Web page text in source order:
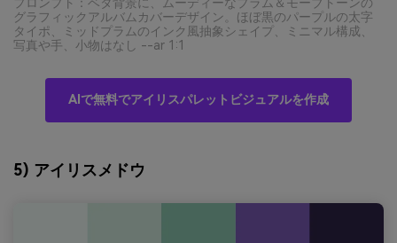
グラフィックアルバムカバーデザイン。ほぼ黒のパープルの太字
タイポ、ミッドプラムのインク風抽象シェイプ、ミニマル構成、
写真や手、小物はなし --ar 1:1
AIで無料でアイリスパレットビジュアルを作成
5) アイリスメドウ